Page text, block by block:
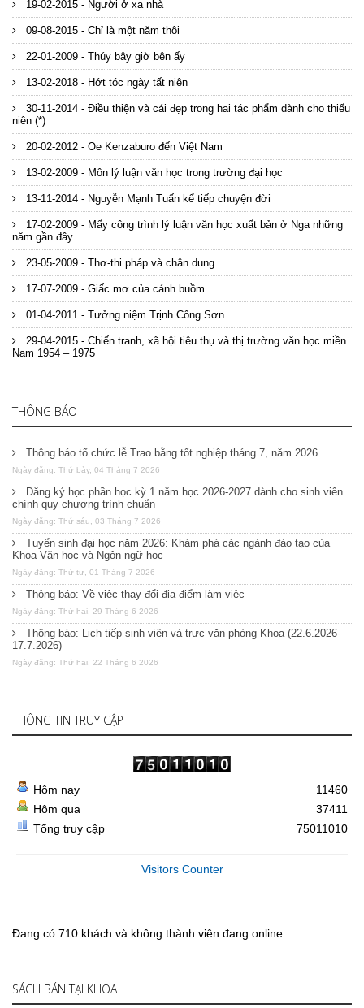
19-02-2015 - Người ở xa nhà
09-08-2015 - Chỉ là một năm thôi
22-01-2009 - Thúy bây giờ bên ấy
13-02-2018 - Hớt tóc ngày tất niên
30-11-2014 - Điều thiện và cái đẹp trong hai tác phẩm dành cho thiếu
niên (*)
20-02-2012 - Ōe Kenzaburo đến Việt Nam
13-02-2009 - Môn lý luận văn học trong trường đại học
13-11-2014 - Nguyễn Mạnh Tuấn kể tiếp chuyện đời
17-02-2009 - Mấy công trình lý luận văn học xuất bản ở Nga những
năm gần đây
23-05-2009 - Thơ-thi pháp và chân dung
17-07-2009 - Giấc mơ của cánh buồm
01-04-2011 - Tưởng niệm Trịnh Công Sơn
29-04-2015 - Chiến tranh, xã hội tiêu thụ và thị trường văn học miền
Nam 1954 – 1975
THÔNG BÁO
Thông báo tổ chức lễ Trao bằng tốt nghiệp tháng 7, năm 2026
Ngày đăng: Thứ bảy, 04 Tháng 7 2026
Đăng ký học phần học kỳ 1 năm học 2026-2027 dành cho sinh viên
chính quy chương trình chuẩn
Ngày đăng: Thứ sáu, 03 Tháng 7 2026
Tuyển sinh đại học năm 2026: Khám phá các ngành đào tạo của
Khoa Văn học và Ngôn ngữ học
Ngày đăng: Thứ tư, 01 Tháng 7 2026
Thông báo: Về việc thay đổi địa điểm làm việc
Ngày đăng: Thứ hai, 29 Tháng 6 2026
Thông báo: Lịch tiếp sinh viên và trực văn phòng Khoa (22.6.2026-
17.7.2026)
Ngày đăng: Thứ hai, 22 Tháng 6 2026
THÔNG TIN TRUY CẬP
Hôm nay
Hôm qua
Tổng truy cập
11460
37411
75011010
Visitors Counter
Đang có 710 khách và không thành viên đang online
SÁCH BÁN TẠI KHOA